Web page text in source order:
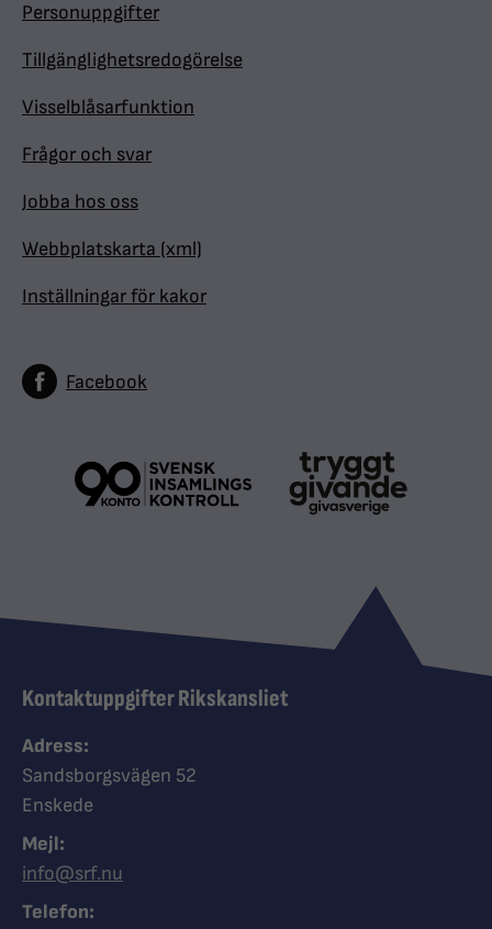
Personuppgifter
Tillgänglighetsredogörelse
Visselblåsarfunktion
Frågor och svar
Jobba hos oss
Webbplatskarta (xml)
Inställningar för kakor
Facebook
Kontaktuppgifter Rikskansliet
Adress:
Sandsborgsvägen 52
Enskede
Mejl:
info@srf.nu
Telefon: